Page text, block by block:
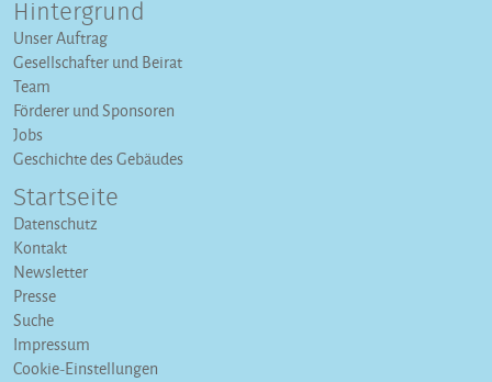
Hintergrund
Unser Auftrag
Gesellschafter und Beirat
Team
Förderer und Sponsoren
Jobs
Geschichte des Gebäudes
Startseite
Datenschutz
Kontakt
Newsletter
Presse
Suche
Impressum
Cookie-Einstellungen